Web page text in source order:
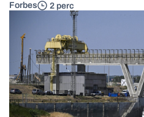
Forbes 2 perc